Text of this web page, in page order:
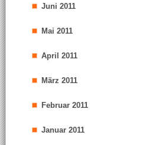
Juni 2011
Mai 2011
April 2011
März 2011
Februar 2011
Januar 2011